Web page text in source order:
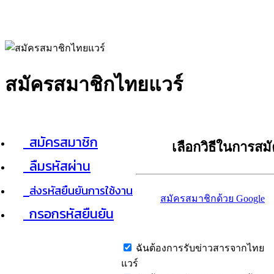
สมัครสมาชิกไทยแวร์
สมัครสมาชิก
ลืมรหัสผ่าน
ส่งรหัสยืนยันการใช้งาน
กรอกรหัสยืนยัน
เลือกวิธีในการส
สมัครสมาชิกด้วย Google
ฉันต้องการรับข่าวสารจากไทย
แวร์